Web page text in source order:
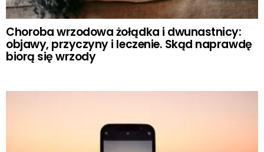
Choroba wrzodowa żołądka i dwunastnicy:
objawy, przyczyny i leczenie. Skąd naprawdę
biorą się wrzody